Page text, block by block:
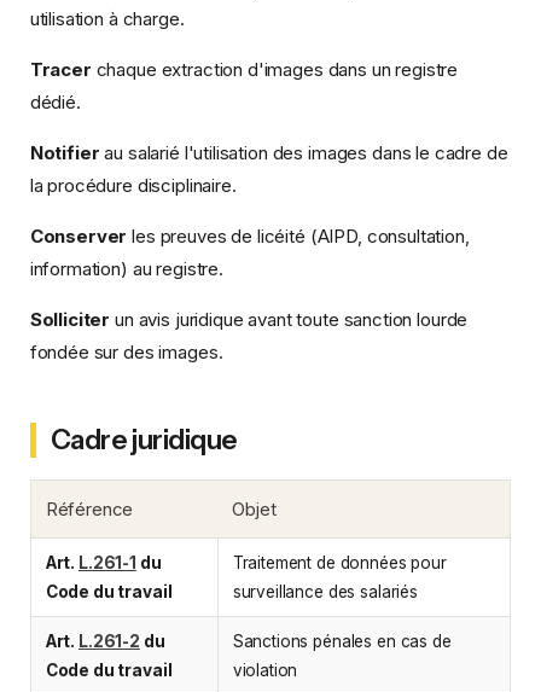
utilisation à charge.
Tracer chaque extraction d'images dans un registre
dédié.
Notifier au salarié l'utilisation des images dans le cadre de
la procédure disciplinaire.
Conserver les preuves de licéité (AIPD, consultation,
information) au registre.
Solliciter un avis juridique avant toute sanction lourde
fondée sur des images.
Cadre juridique
Référence Objet
Art. L.261-1 du
Code du travail
Traitement de données pour
surveillance des salariés
Art. L.261-2 du
Code du travail
Sanctions pénales en cas de
violation